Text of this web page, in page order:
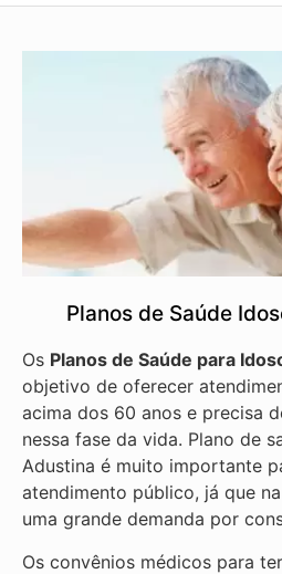
Planos de Saúde
Os Planos de Saúde para
objetivo de oferecer
acima dos 60 anos e precisa
nessa fase da vida. Plano de
Adustina é muito importante
atendimento público, já que
uma grande demanda por
Os convênios médicos para